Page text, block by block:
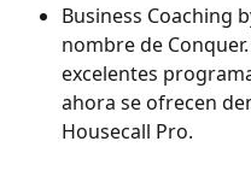
Business Coaching
nombre de
excelentes
ahora se ofrecen
Housecall Pro.